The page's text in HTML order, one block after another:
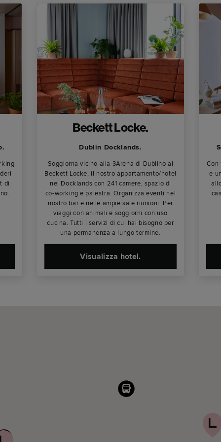
di
Beckett Locke.
Dublin Docklands.
Soggiorna vicino alla 3Arena di Dublino al
Beckett Locke, il nostro appartamento/hotel
nei Docklands con 241 camere, spazio di
co-working e palestra. Organizza eventi nel
nostro bar e nelle ampie sale riunioni. Per
viaggi con animali e soggiorni con uso
cucina. Tutti i servizi di cui hai bisogno per
una permanenza a lungo termine.
Visualizza hotel.
Con
e